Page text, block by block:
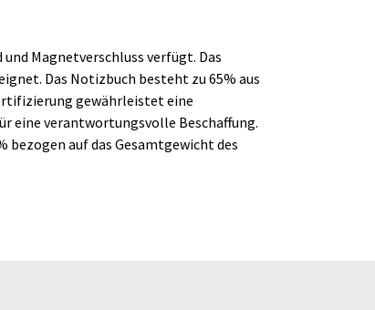
Magnetverschluss verfügt. Das
Das Notizbuch besteht zu 65% aus
gewährleistet eine
eine verantwortungsvolle Beschaffung.
auf das Gesamtgewicht des